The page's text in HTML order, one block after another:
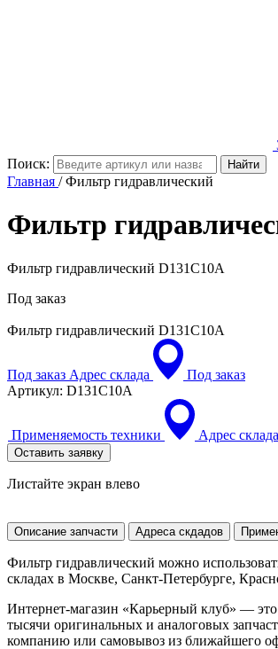
Поиск:
Главная /Фильтр гидравлический
Фильтр
Фильтр гидравлический D131C10A
Под заказ
Фильтр гидравлический D131C10A
Под заказ Адрес склада
Под заказ
Артикул: D131C10A
Применяемость техники Адрес склада
Оставить заявку
Листайте экран влево
Описание запчасти Адреса скдадов
Фильтр гидравлический можно
складах в Москве, Санкт-Петербурге,
Интернет-магазин «Карьерный клуб» —
тысячи оригинальных и аналоговых
компанию или самовывоз из ближайшего